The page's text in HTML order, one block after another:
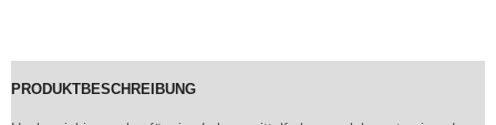
PRODUKTBESCHREIBUNG